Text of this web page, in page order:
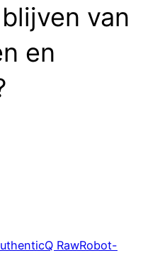
van
en
Q RawRobot-